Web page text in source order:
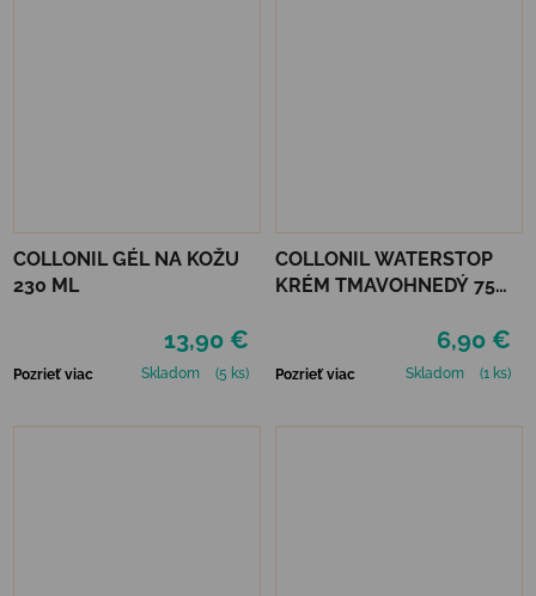
COLLONIL GÉL NA KOŽU
230 ML
13,90 €
Pozrieť viac Skladom (5 ks)
COLLONIL WATERSTOP
KRÉM TMAVOHNEDÝ 75
6,90 €
Pozrieť viac Skladom (1 ks)